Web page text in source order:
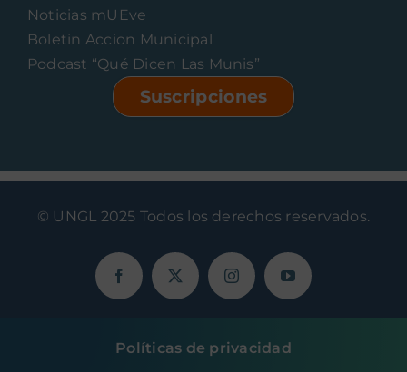
Noticias mUEve
Boletin Accion Municipal
Podcast “Qué Dicen Las Munis”
Suscripciones
© UNGL 2025 Todos los derechos reservados.
Políticas de privacidad